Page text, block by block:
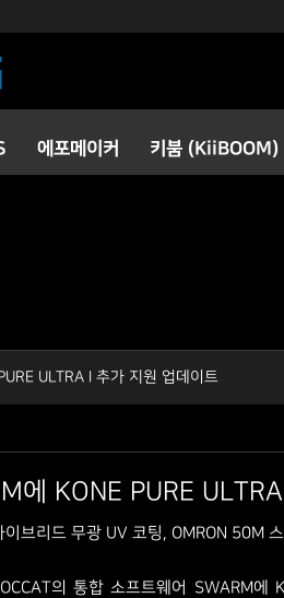
에포메이커 키붐 (KiiBOOM)
ULTRA I 추가 지원 업데이트
에 KONE PURE
이브리드 무광 UV 코팅, OMRON 50M
의 통합 소프트웨어 SWARM